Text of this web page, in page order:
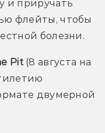
и приручать
флейты, чтобы
болезни.
Pit (8 августа на
двумерной